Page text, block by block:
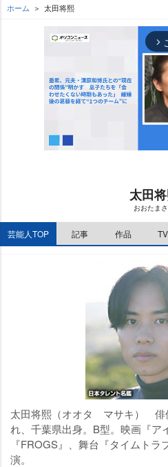
ホーム 太田将熙
arrow_forward_ios
太田
おおたま
芸能人TOP 記事 作品
太田将熙（オオタ マサキ） 俳
れ、千葉県出身。B型。映画『ア
『FROGS』、舞台『タイムト
演。